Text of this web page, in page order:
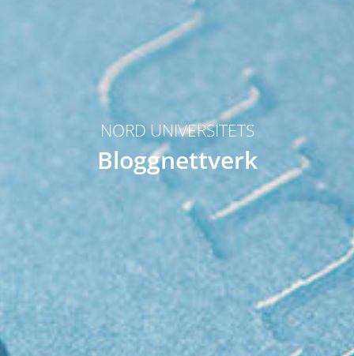
NORD UNIVERSITETS
Bloggnettverk